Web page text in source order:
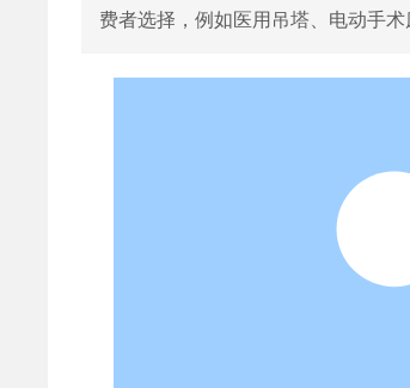
费者选择，例如医用吊塔、电动手